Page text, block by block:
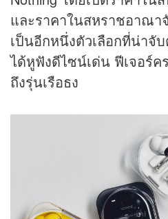
และราคาในสหราชอาณา
เป็นอีกหนึ่งตัวเลือกที่น่าจั
ได้หูฟังดีไซน์เด่น ฟีเจอร์
ถึงรุ่นเรือธง